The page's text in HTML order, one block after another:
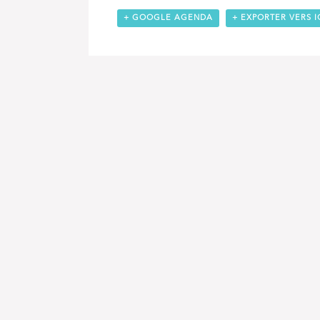
+ GOOGLE AGENDA + EXPORTER VERS